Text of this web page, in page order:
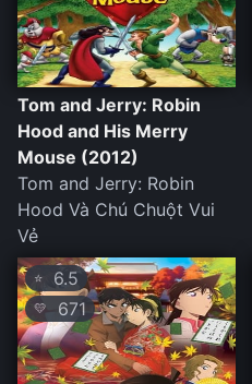
Tom and Jerry: Robin
Hood and His Merry
Mouse (2012)
Tom and Jerry: Robin
Hood Và Chú Chuột Vui
Vẻ
⭐ 6.5
💛 671